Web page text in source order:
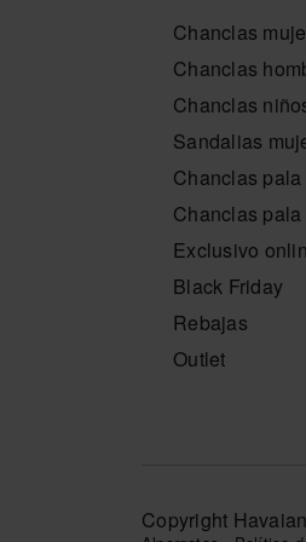
Construcción
bolso.
Detalles bien
Diseño
Elige el bolso
pensar: simplemente
Compra online en
al siguiente nivel.
Chanclas
Chanclas
Chanclas
Sandalias
Chanclas pala
Chanclas
Exclusivo
Black Friday
Rebajas
Outlet
Copyright